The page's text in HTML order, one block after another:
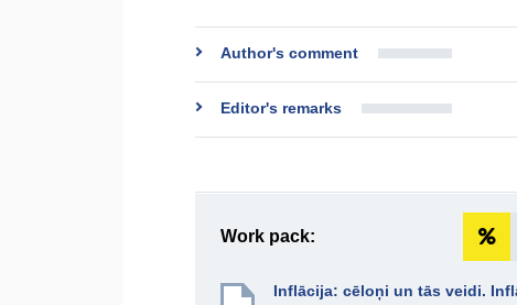
Author's comment
Editor's remarks
Work pack:
Inflācija: cēloņi un tās veidi.